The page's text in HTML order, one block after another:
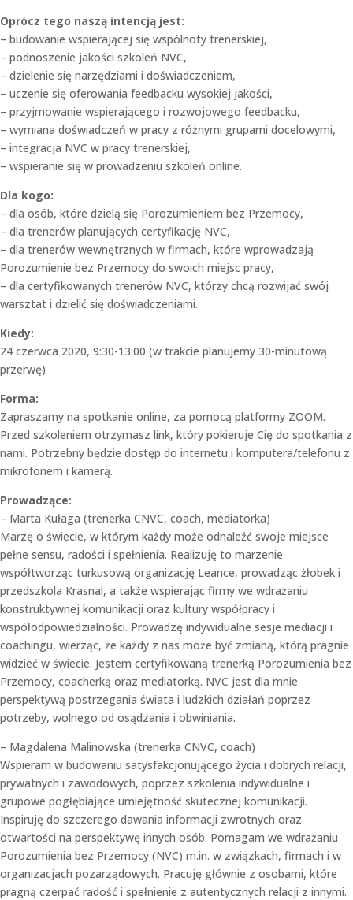
Oprócz tego naszą intencją jest:
– budowanie wspierającej się wspólnoty trenerskiej,
– podnoszenie jakości szkoleń NVC,
– dzielenie się narzędziami i doświadczeniem,
– uczenie się oferowania feedbacku wysokiej jakości,
– przyjmowanie wspierającego i rozwojowego feedbacku,
– wymiana doświadczeń w pracy z różnymi grupami docelowymi,
– integracja NVC w pracy trenerskiej,
– wspieranie się w prowadzeniu szkoleń online.
Dla kogo:
– dla osób, które dzielą się Porozumieniem bez Przemocy,
– dla trenerów planujących certyfikację NVC,
– dla trenerów wewnętrznych w firmach, które wprowadzają
Porozumienie bez Przemocy do swoich miejsc pracy,
– dla certyfikowanych trenerów NVC, którzy chcą rozwijać swój
warsztat i dzielić się doświadczeniami.
Kiedy:
24 czerwca 2020, 9:30-13:00 (w trakcie planujemy 30-minutową
przerwę)
Forma:
Zapraszamy na spotkanie online, za pomocą platformy ZOOM.
Przed szkoleniem otrzymasz link, który pokieruje Cię do spotkania z
nami. Potrzebny będzie dostęp do internetu i komputera/telefonu z
mikrofonem i kamerą.
Prowadzące:
– Marta Kułaga (trenerka CNVC, coach, mediatorka)
Marzę o świecie, w którym każdy może odnaleźć swoje miejsce
pełne sensu, radości i spełnienia. Realizuję to marzenie
współtworząc turkusową organizację Leance, prowadząc żłobek i
przedszkola Krasnal, a także wspierając firmy we wdrażaniu
konstruktywnej komunikacji oraz kultury współpracy i
współodpowiedzialności. Prowadzę indywidualne sesje mediacji i
coachingu, wierząc, że każdy z nas może być zmianą, którą pragnie
widzieć w świecie. Jestem certyfikowaną trenerką Porozumienia bez
Przemocy, coacherką oraz mediatorką. NVC jest dla mnie
perspektywą postrzegania świata i ludzkich działań poprzez
potrzeby, wolnego od osądzania i obwiniania.
– Magdalena Malinowska (trenerka CNVC, coach)
Wspieram w budowaniu satysfakcjonującego życia i dobrych relacji,
prywatnych i zawodowych, poprzez szkolenia indywidualne i
grupowe pogłębiające umiejętność skutecznej komunikacji.
Inspiruję do szczerego dawania informacji zwrotnych oraz
otwartości na perspektywę innych osób. Pomagam we wdrażaniu
Porozumienia bez Przemocy (NVC) m.in. w związkach, firmach i w
organizacjach pozarządowych. Pracuję głównie z osobami, które
pragną czerpać radość i spełnienie z autentycznych relacji z innymi.